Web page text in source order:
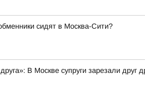
сидят в Москва-Сити?
В Москве супруги зарезали друг